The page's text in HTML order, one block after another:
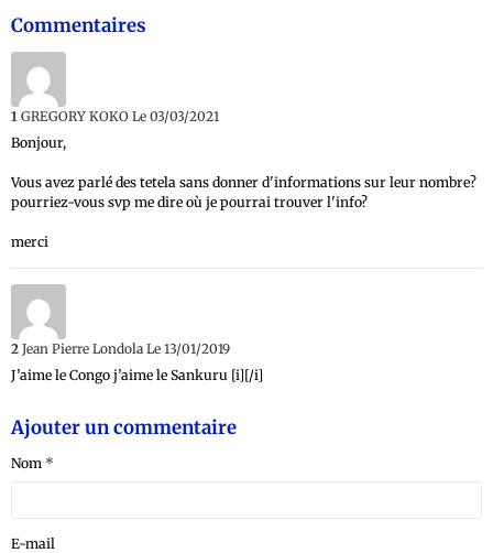
Commentaires
1 GREGORY KOKO Le 03/03/2021
Bonjour,
Vous avez parlé des tetela sans donner d'informations sur leur nombre?
pourriez-vous svp me dire où je pourrai trouver l'info?
merci
2 Jean Pierre Londola Le 13/01/2019
J’aime le Congo j’aime le Sankuru [i][/i]
Ajouter un commentaire
Nom
E-mail